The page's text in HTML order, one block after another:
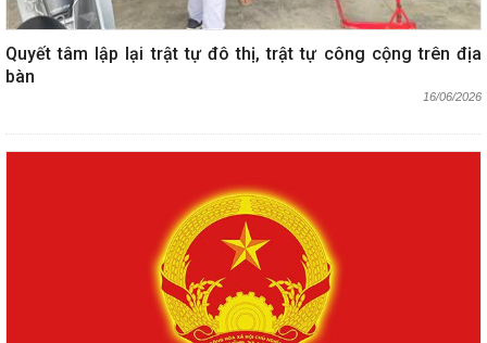
Quyết tâm lập lại trật tự đô thị, trật tự công cộng trên địa
bàn
16/06/2026